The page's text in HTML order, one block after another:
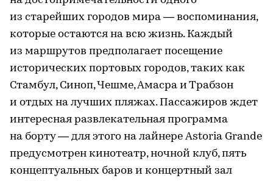
из старейших городов мира — воспоминания,
которые остаются на всю жизнь. Каждый
из маршрутов предполагает посещение
исторических портовых городов, таких как
Стамбул, Синоп, Чешме, Амасра и Трабзон
и отдых на лучших пляжах. Пассажиров ждет
интересная развлекательная программа
на борту — для этого на лайнере Astoria Grande
предусмотрен кинотеатр, ночной клуб, пять
концептуальных баров и концертный зал